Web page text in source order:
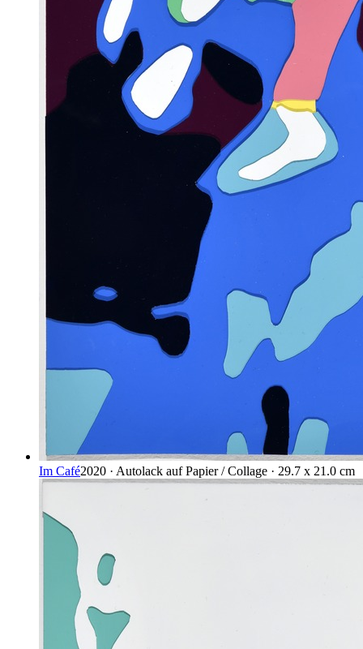
Im Café2020 · Autolack auf Papier / Collage · 29.7 x 21.0 cm